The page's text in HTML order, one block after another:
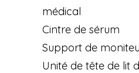
médical
Cintre de sérum
Support de
Unité de tête de lit